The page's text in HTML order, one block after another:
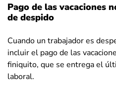
Pago de las vacaciones
de despido
Cuando un trabajador es
incluir el pago de las
finiquito, que se entrega el
laboral.